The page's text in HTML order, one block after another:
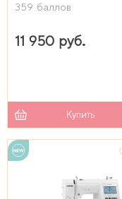
359 баллов
11 950 руб.
Купить